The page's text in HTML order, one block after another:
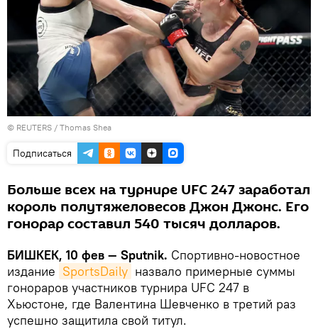
© REUTERS / Thomas Shea
Подписаться
Больше всех на турнире UFC 247 заработал
король полутяжеловесов Джон Джонс. Его
гонорар составил 540 тысяч долларов.
БИШКЕК, 10 фев — Sputnik. Спортивно-новостное
издание SportsDaily назвало примерные суммы
гонораров участников турнира UFC 247 в
Хьюстоне, где Валентина Шевченко в третий раз
успешно защитила свой титул.